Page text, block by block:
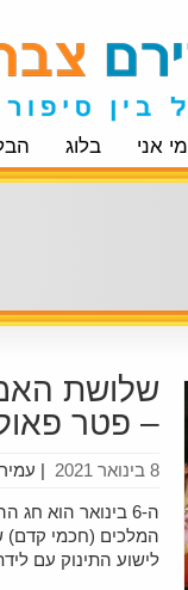
מי אני בלוג
שלושת
– פטר
| 8 בינואר 2021
ה-6 בינואר הוא
המלכים (חכמי קדם)
לישוע התינוק עם